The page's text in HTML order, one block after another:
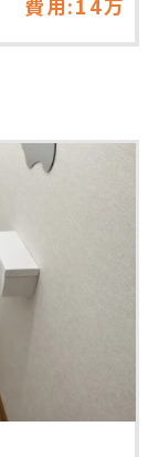
費用:14万